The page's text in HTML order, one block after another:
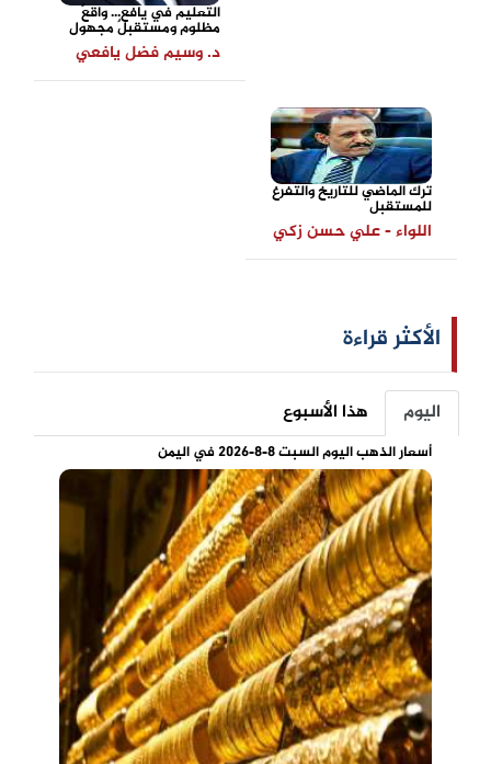
التعليم في يافع... واقعٌ
مظلوم ومستقبلٌ مجهول
د. وسيم فضل يافعي
ترك الماضي للتاريخ والتفرغ
للمستقبل
اللواء - علي حسن زكي
الأكثر قراءة
اليوم هذا الأسبوع
أسعار الذهب اليوم السبت 8-8-2026 في اليمن